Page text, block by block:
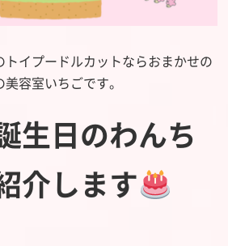
トイプードルカットならおまかせの
容室いちごです。
生日のわんち
介します